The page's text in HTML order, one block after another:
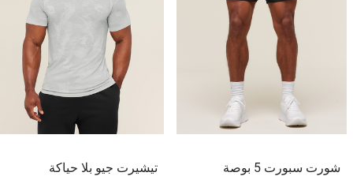
شورت سبورت 5 بوصة تيشيرت جيو بلا حياكة